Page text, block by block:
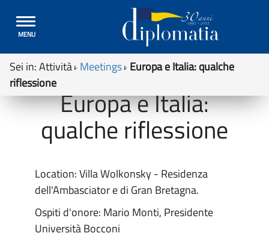
Toggle
navigation
MENU
Sei in:Attività Meetings Europa e Italia: qualche
riflessione
Europa e Italia:
qualche riflessione
Location: Villa Wolkonsky - Residenza
dell'Ambasciator e di Gran Bretagna.
Ospiti d'onore: Mario Monti, Presidente
Università Bocconi